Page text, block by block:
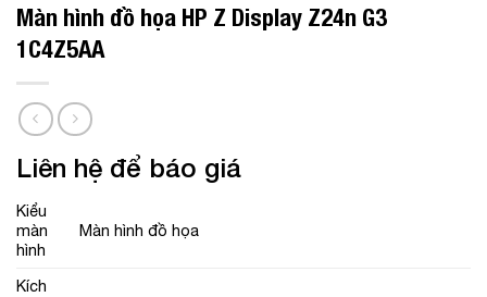
Màn hình đồ họa HP Z Display Z24n G3
1C4Z5AA
Liên hệ để báo giá
Kiểu
màn
hình
Màn hình đồ họa
Kích